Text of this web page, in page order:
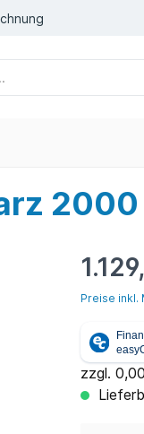
2000
Preise inkl.
zzgl.